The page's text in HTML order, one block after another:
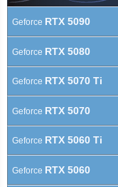
Geforce RTX 5090
Geforce RTX 5080
Geforce RTX 5070 Ti
Geforce RTX 5070
Geforce RTX 5060 Ti
Geforce RTX 5060